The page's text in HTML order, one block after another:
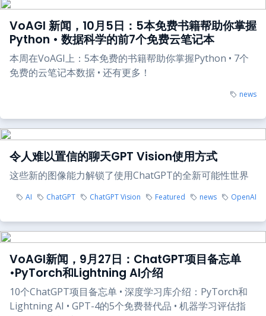
VoAGI 新闻，10月5日：5本免费书籍帮助你掌握
Python • 数据科学的前7个免费云笔记本
本周在VoAGI上：5本免费的书籍帮助你掌握Python • 7个
免费的云笔记本数据 • 还有更多！
news
令人难以置信的聊天GPT Vision使用方式
这些新的图像能力解锁了使用ChatGPT的全新可能性世界
AI ChatGPT ChatGPT Vision Featured news OpenAI
VoAGI新闻，9月27日：ChatGPT项目备忘单
•PyTorch和Lightning AI介绍
10个ChatGPT项目备忘单 • 深度学习库介绍：PyTorch和
Lightning AI • GPT-4的5个免费替代品 • 机器学习评估指